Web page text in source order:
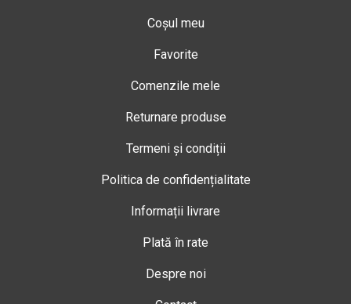
Coșul meu
Favorite
Comenzile mele
Returnare produse
Termeni și condiții
Politica de confidențialitate
Informații livrare
Plată în rate
Despre noi